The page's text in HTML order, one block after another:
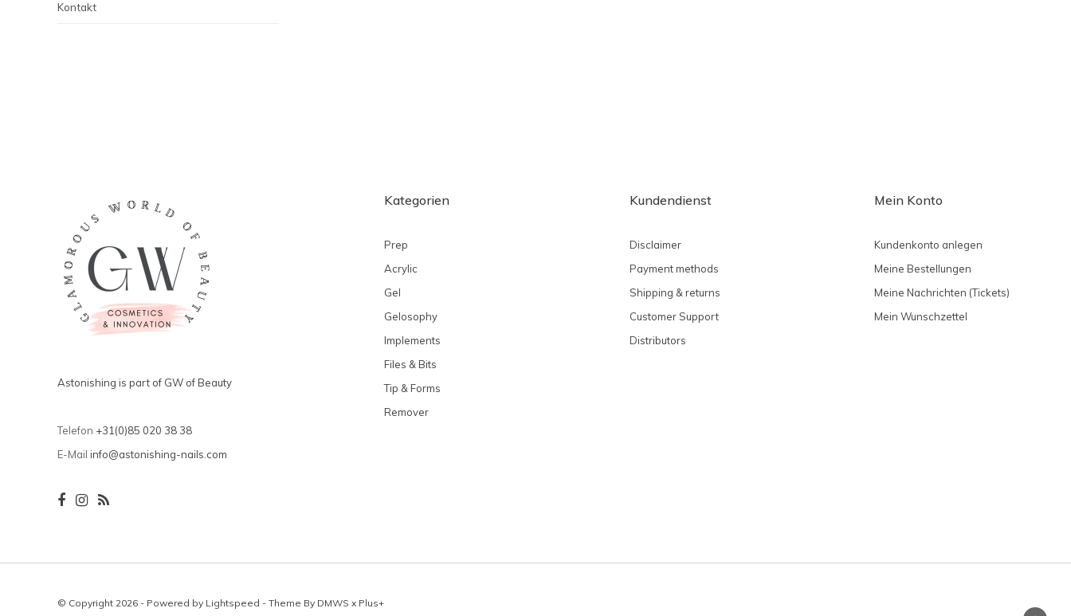
Kontakt
Astonishing is part of GW of Beauty
Telefon +31(0)85 020 38 38
E-Mail info@astonishing-nails.com
Kategorien
Prep
Acrylic
Gel
Gelosophy
Implements
Files & Bits
Tip & Forms
Remover
Kundendienst
Disclaimer
Payment methods
Shipping & returns
Customer Support
Distributors
Mein Konto
Kundenkonto anlegen
Meine Bestellungen
Meine Nachrichten (Tickets)
Mein Wunschzettel
© Copyright 2026 - Powered by Lightspeed - Theme By DMWS x Plus+